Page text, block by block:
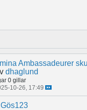
Ambassadeurer
dhaglund
0 gillar
10-26, 17:49
Gös123